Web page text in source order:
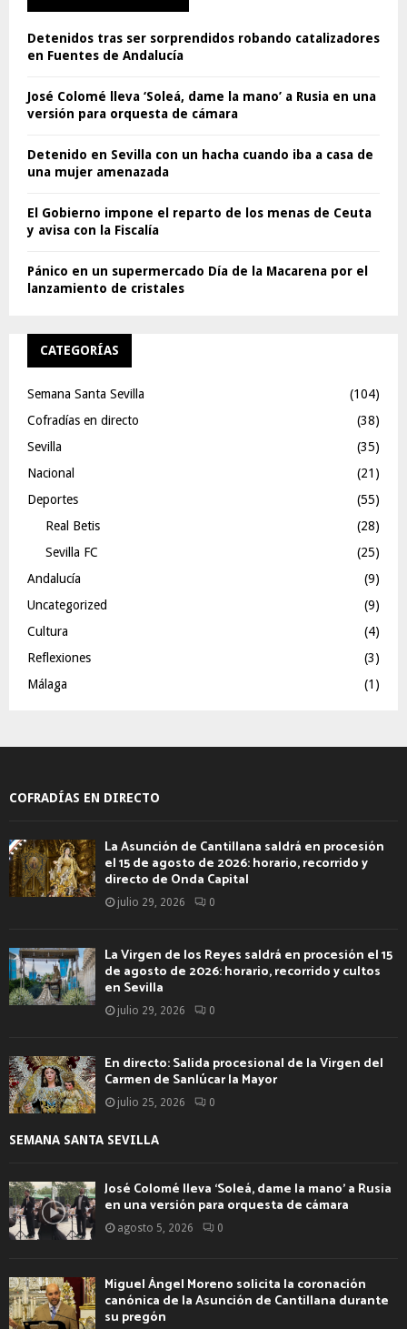
Detenidos tras ser sorprendidos robando catalizadores
en Fuentes de Andalucía
José Colomé lleva ‘Soleá, dame la mano’ a Rusia en una
versión para orquesta de cámara
Detenido en Sevilla con un hacha cuando iba a casa de
una mujer amenazada
El Gobierno impone el reparto de los menas de Ceuta
y avisa con la Fiscalía
Pánico en un supermercado Día de la Macarena por el
lanzamiento de cristales
CATEGORÍAS
Semana Santa Sevilla
(104)
Cofradías en directo
(38)
Sevilla
(35)
Nacional
(21)
Deportes
(55)
Real Betis
(28)
Sevilla FC
(25)
Andalucía
(9)
Uncategorized
(9)
Cultura
(4)
Reflexiones
(3)
Málaga
(1)
COFRADÍAS EN DIRECTO
La Asunción de Cantillana saldrá en procesión
el 15 de agosto de 2026: horario, recorrido y
directo de Onda Capital
julio 29, 2026 0
La Virgen de los Reyes saldrá en procesión el 15
de agosto de 2026: horario, recorrido y cultos
en Sevilla
julio 29, 2026 0
En directo: Salida procesional de la Virgen del
Carmen de Sanlúcar la Mayor
julio 25, 2026 0
SEMANA SANTA SEVILLA
José Colomé lleva ‘Soleá, dame la mano’ a Rusia
en una versión para orquesta de cámara
agosto 5, 2026 0
Miguel Ángel Moreno solicita la coronación
canónica de la Asunción de Cantillana durante
su pregón